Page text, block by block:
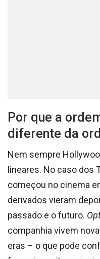
Por que a
diferente da
Nem sempre
lineares. No caso dos
começou no cinema
derivados vieram
passado e o futuro.
companhia vivem
eras – o que pode